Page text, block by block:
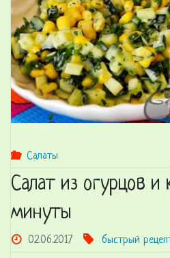
Салаты
Салат из огурцов и
минуты
02.06.2017 быстрый